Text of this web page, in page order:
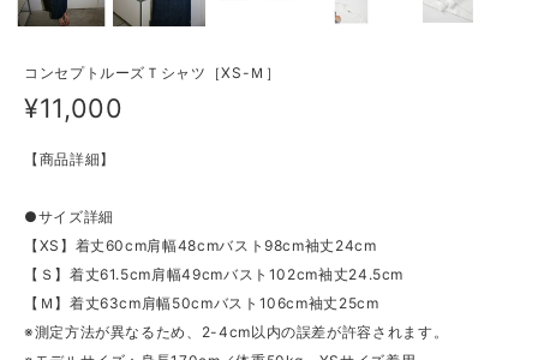
コンセプトルーズＴシャツ［XS-Ｍ］
¥11,000
【商品詳細】
●サイズ詳細
【XS】着丈60cm肩幅48cmバスト98cm袖丈24cm
【Ｓ】着丈61.5cm肩幅49cmバスト102cm袖丈24.5cm
【Ｍ】着丈63cm肩幅50cmバスト106cm袖丈25cm
※測定方法が異なるため、2-4cm以内の誤差が許容されます。